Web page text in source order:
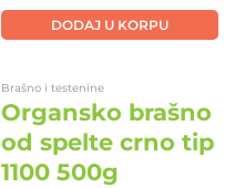
DODAJ U KORPU
Brašno i testenine
Organsko brašno
od spelte crno tip
1100 500g